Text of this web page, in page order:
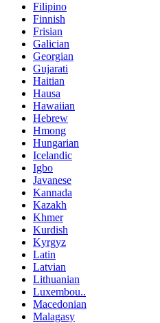
Filipino
Finnish
Frisian
Galician
Georgian
Gujarati
Haitian
Hausa
Hawaiian
Hebrew
Hmong
Hungarian
Icelandic
Igbo
Javanese
Kannada
Kazakh
Khmer
Kurdish
Kyrgyz
Latin
Latvian
Lithuanian
Luxembou..
Macedonian
Malagasy